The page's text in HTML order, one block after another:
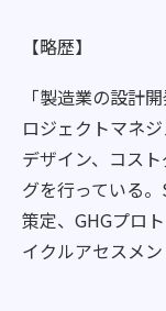
【略歴】
「製造業の設計
ロジェクトマネ
デザイン、コス
グを行っている
策定、GHGプロ
イクルアセスメン